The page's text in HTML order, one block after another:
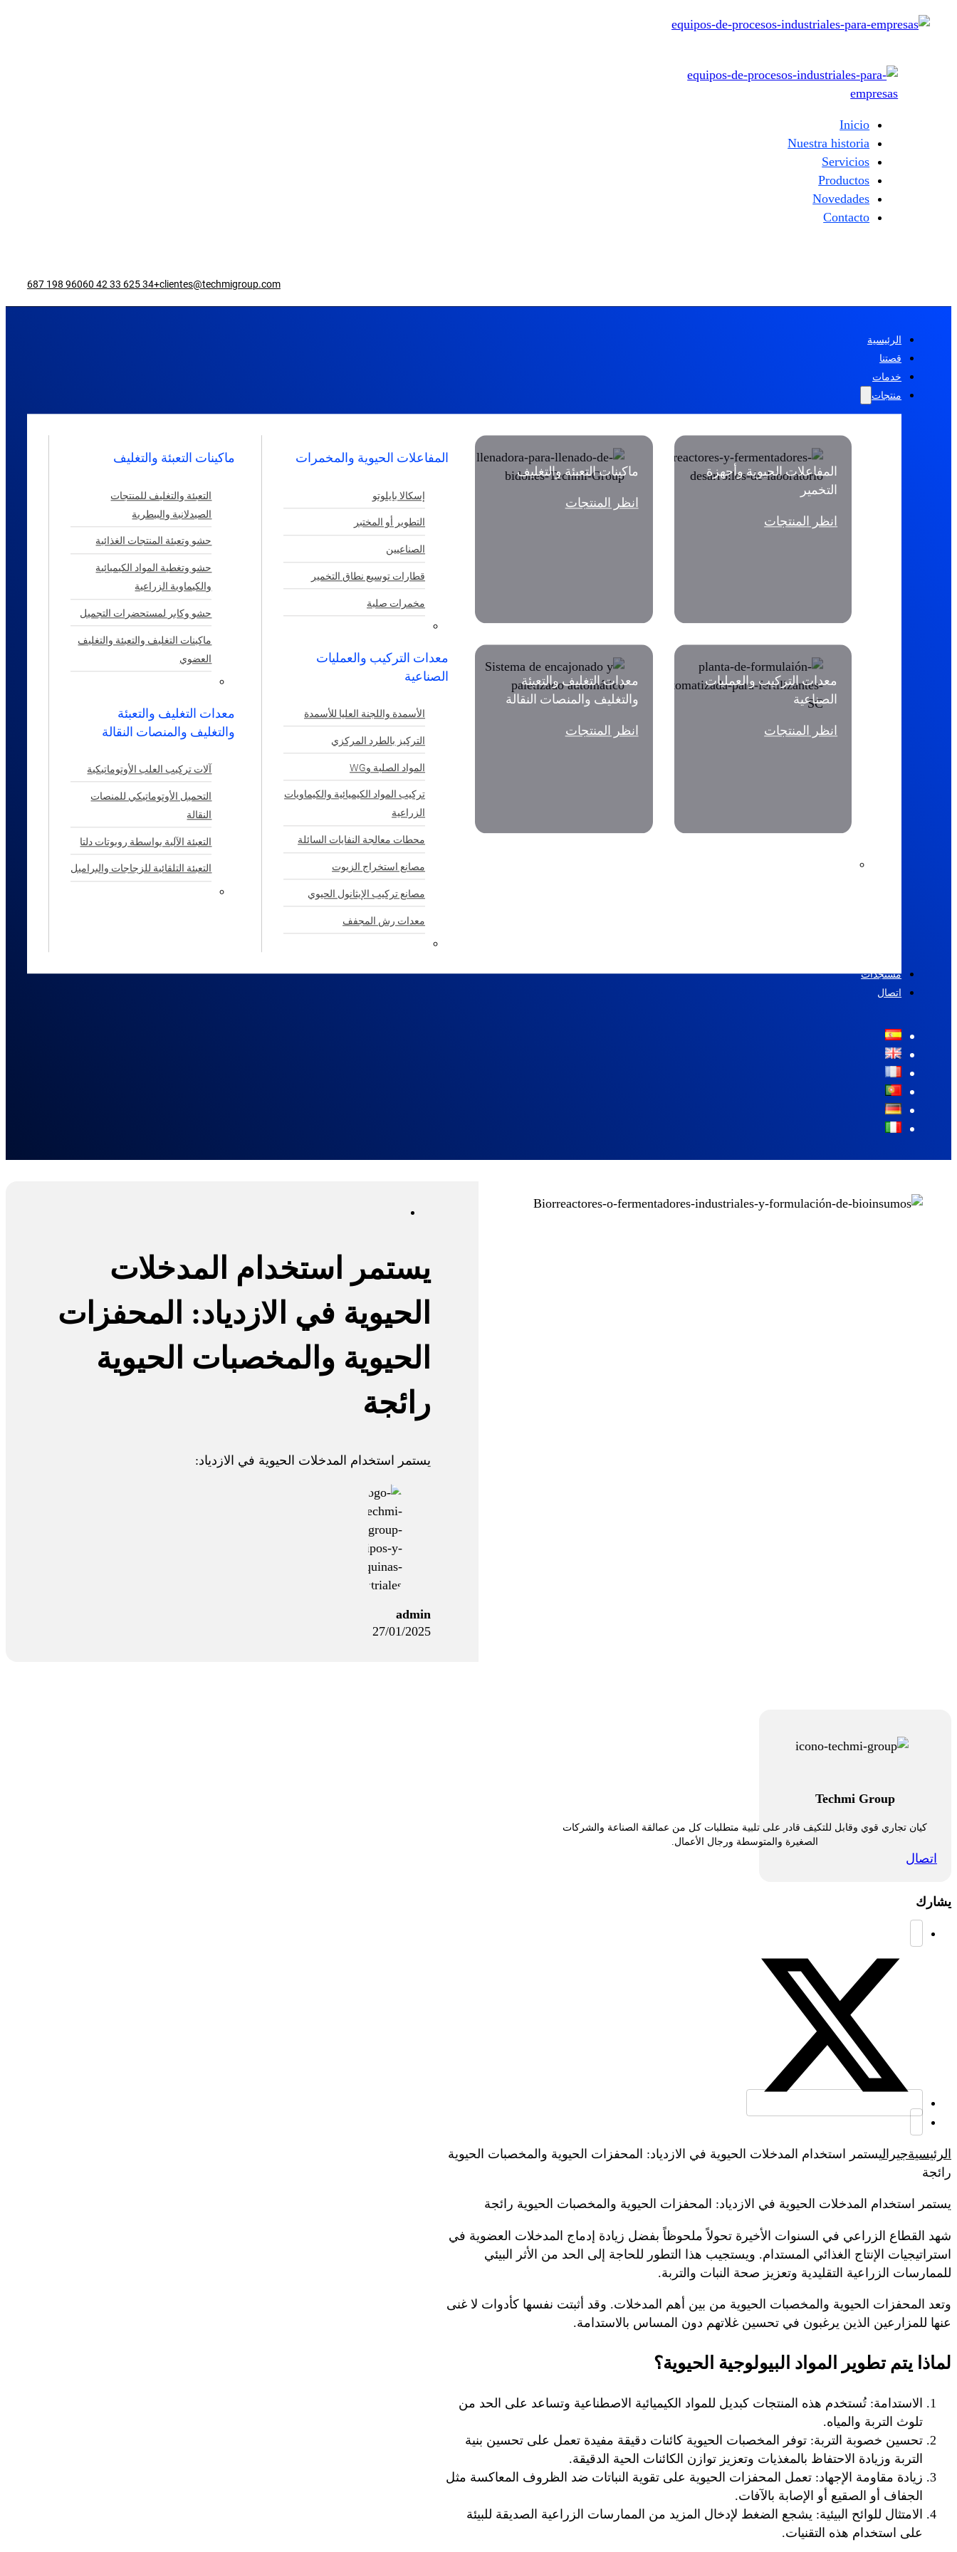
Inicio
Nuestra historia
Servicios
Productos
Novedades
Contacto
clientes@techmigroup.com
+34 625 33 42 60
960 198 687
الرئيسية
قصتنا
خدمات
منتجات
المفاعلات الحيوية وأجهزة
التخمير
انظر المنتجات
ماكينات التعبئة والتغليف
انظر المنتجات
معدات التركيب والعمليات
الصناعية
انظر المنتجات
معدات التغليف والتعبئة
والتغليف والمنصات النقالة
انظر المنتجات
المفاعلات الحيوية والمخمرات
إسكالا بايلوتو
التطوير أو المختبر
الصناعيين
قطارات توسيع نطاق التخمير
مخمرات صلبة
معدات التركيب والعمليات
الصناعية
الأسمدة واللجنة العليا للأسمدة
التركيز بالطرد المركزي
المواد الصلبة وWG
تركيب المواد الكيميائية والكيماويات
الزراعية
محطات معالجة النفايات السائلة
مصانع استخراج الزيوت
مصانع تركيب الإيثانول الحيوي
معدات رش المجفف
ماكينات التعبئة والتغليف
التعبئة والتغليف للمنتجات
الصيدلانية والبيطرية
حشو وتعبئة المنتجات الغذائية
حشو وتغطية المواد الكيميائية
والكيماوية الزراعية
حشو وكابر لمستحضرات التجميل
ماكينات التغليف والتعبئة والتغليف
العضوي
معدات التغليف والتعبئة
والتغليف والمنصات النقالة
آلات تركيب العلب الأوتوماتيكية
التحميل الأوتوماتيكي للمنصات
النقالة
التعبئة الآلية بواسطة روبوتات دلتا
التعبئة التلقائية للزجاجات والبراميل
مستجدات
اتصال
يستمر استخدام المدخلات
الحيوية في الازدياد: المحفزات
الحيوية والمخصبات الحيوية
رائجة
يستمر استخدام المدخلات الحيوية في الازدياد:
admin
27/01/2025
Techmi Group
كيان تجاري قوي وقابل للتكيف قادر على تلبية متطلبات كل من عمالقة الصناعة والشركات
الصغيرة والمتوسطة ورجال الأعمال.
اتصال
يشارك
الرئيسيةجيراليستمر استخدام المدخلات الحيوية في الازدياد: المحفزات الحيوية والمخصبات الحيوية
رائجة
يستمر استخدام المدخلات الحيوية في الازدياد: المحفزات الحيوية والمخصبات الحيوية رائجة
شهد القطاع الزراعي في السنوات الأخيرة تحولاً ملحوظاً بفضل زيادة إدماج المدخلات العضوية في
استراتيجيات الإنتاج الغذائي المستدام. ويستجيب هذا التطور للحاجة إلى الحد من الأثر البيئي
للممارسات الزراعية التقليدية وتعزيز صحة النبات والتربة.
وتعد المحفزات الحيوية والمخصبات الحيوية من بين أهم المدخلات. وقد أثبتت نفسها كأدوات لا غنى
عنها للمزارعين الذين يرغبون في تحسين غلاتهم دون المساس بالاستدامة.
لماذا يتم تطوير المواد البيولوجية الحيوية؟
الاستدامة: تُستخدم هذه المنتجات كبديل للمواد الكيميائية الاصطناعية وتساعد على الحد من
تلوث التربة والمياه.
تحسين خصوبة التربة: توفر المخصبات الحيوية كائنات دقيقة مفيدة تعمل على تحسين بنية
التربة وزيادة الاحتفاظ بالمغذيات وتعزيز توازن الكائنات الحية الدقيقة.
زيادة مقاومة الإجهاد: تعمل المحفزات الحيوية على تقوية النباتات ضد الظروف المعاكسة مثل
الجفاف أو الصقيع أو الإصابة بالآفات.
الامتثال للوائح البيئية: يشجع الضغط لإدخال المزيد من الممارسات الزراعية الصديقة للبيئة
على استخدام هذه التقنيات.